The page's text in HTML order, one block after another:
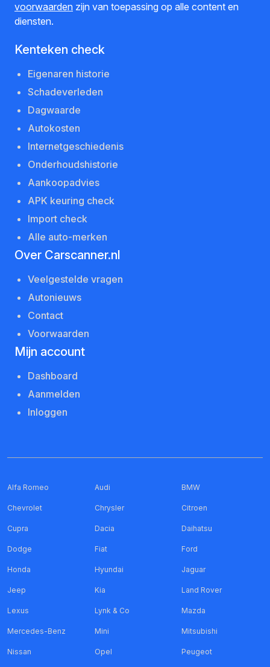
voorwaarden zijn van toepassing op alle content en
diensten.
Kenteken check
Eigenaren historie
Schadeverleden
Dagwaarde
Autokosten
Internetgeschiedenis
Onderhoudshistorie
Aankoopadvies
APK keuring check
Import check
Alle auto-merken
Over Carscanner.nl
Veelgestelde vragen
Autonieuws
Contact
Voorwaarden
Mijn account
Dashboard
Aanmelden
Inloggen
Alfa Romeo Audi BMW
Chevrolet Chrysler Citroen
Cupra Dacia Daihatsu
Dodge Fiat Ford
Honda Hyundai Jaguar
Jeep Kia Land Rover
Lexus Lynk & Co Mazda
Mercedes-Benz Mini Mitsubishi
Nissan Opel Peugeot